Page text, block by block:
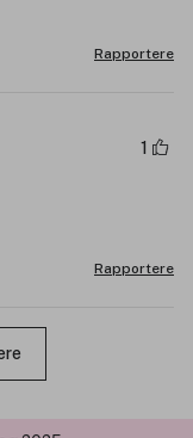
Rapportere
1
Rapportere